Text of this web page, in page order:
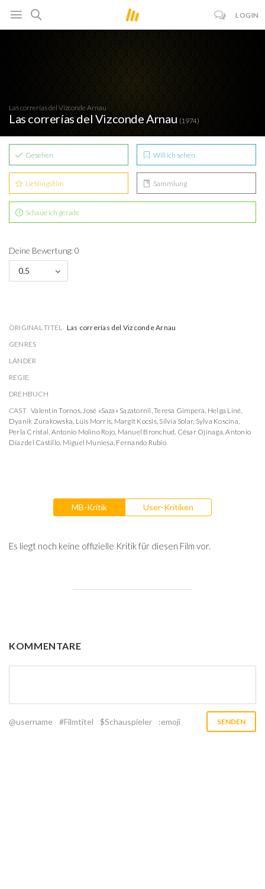
LOGIN
Las correrías del Vizconde Arnau
Las correrías del Vizconde Arnau (1974)
Gesehen Will ich sehen
Lieblingsfilm Sammlung
Schaue ich gerade
Deine Bewertung: 0
0.5
ORIGINAL TITEL Las correrías del Vizconde Arnau
GENRES
LÄNDER
REGIE
DREHBUCH
CAST Valentín Tornos,José «Saza» Sazatornil,Teresa Gimpera, Helga Liné,
Dyanik Zurakowska, Luis Morris, Margit Kocsis, Silvia Solar, Sylva Koscina,
Perla Cristal, Antonio Molino Rojo, Manuel Bronchud, César Ojinaga,Antonio
Díaz del Castillo, Miguel Muniesa, Fernando Rubio
MB-Kritik User-Kritiken
Es liegt noch keine offizielle Kritik für diesen Film vor.
KOMMENTARE
@username #Filmtitel $Schauspieler :emoji